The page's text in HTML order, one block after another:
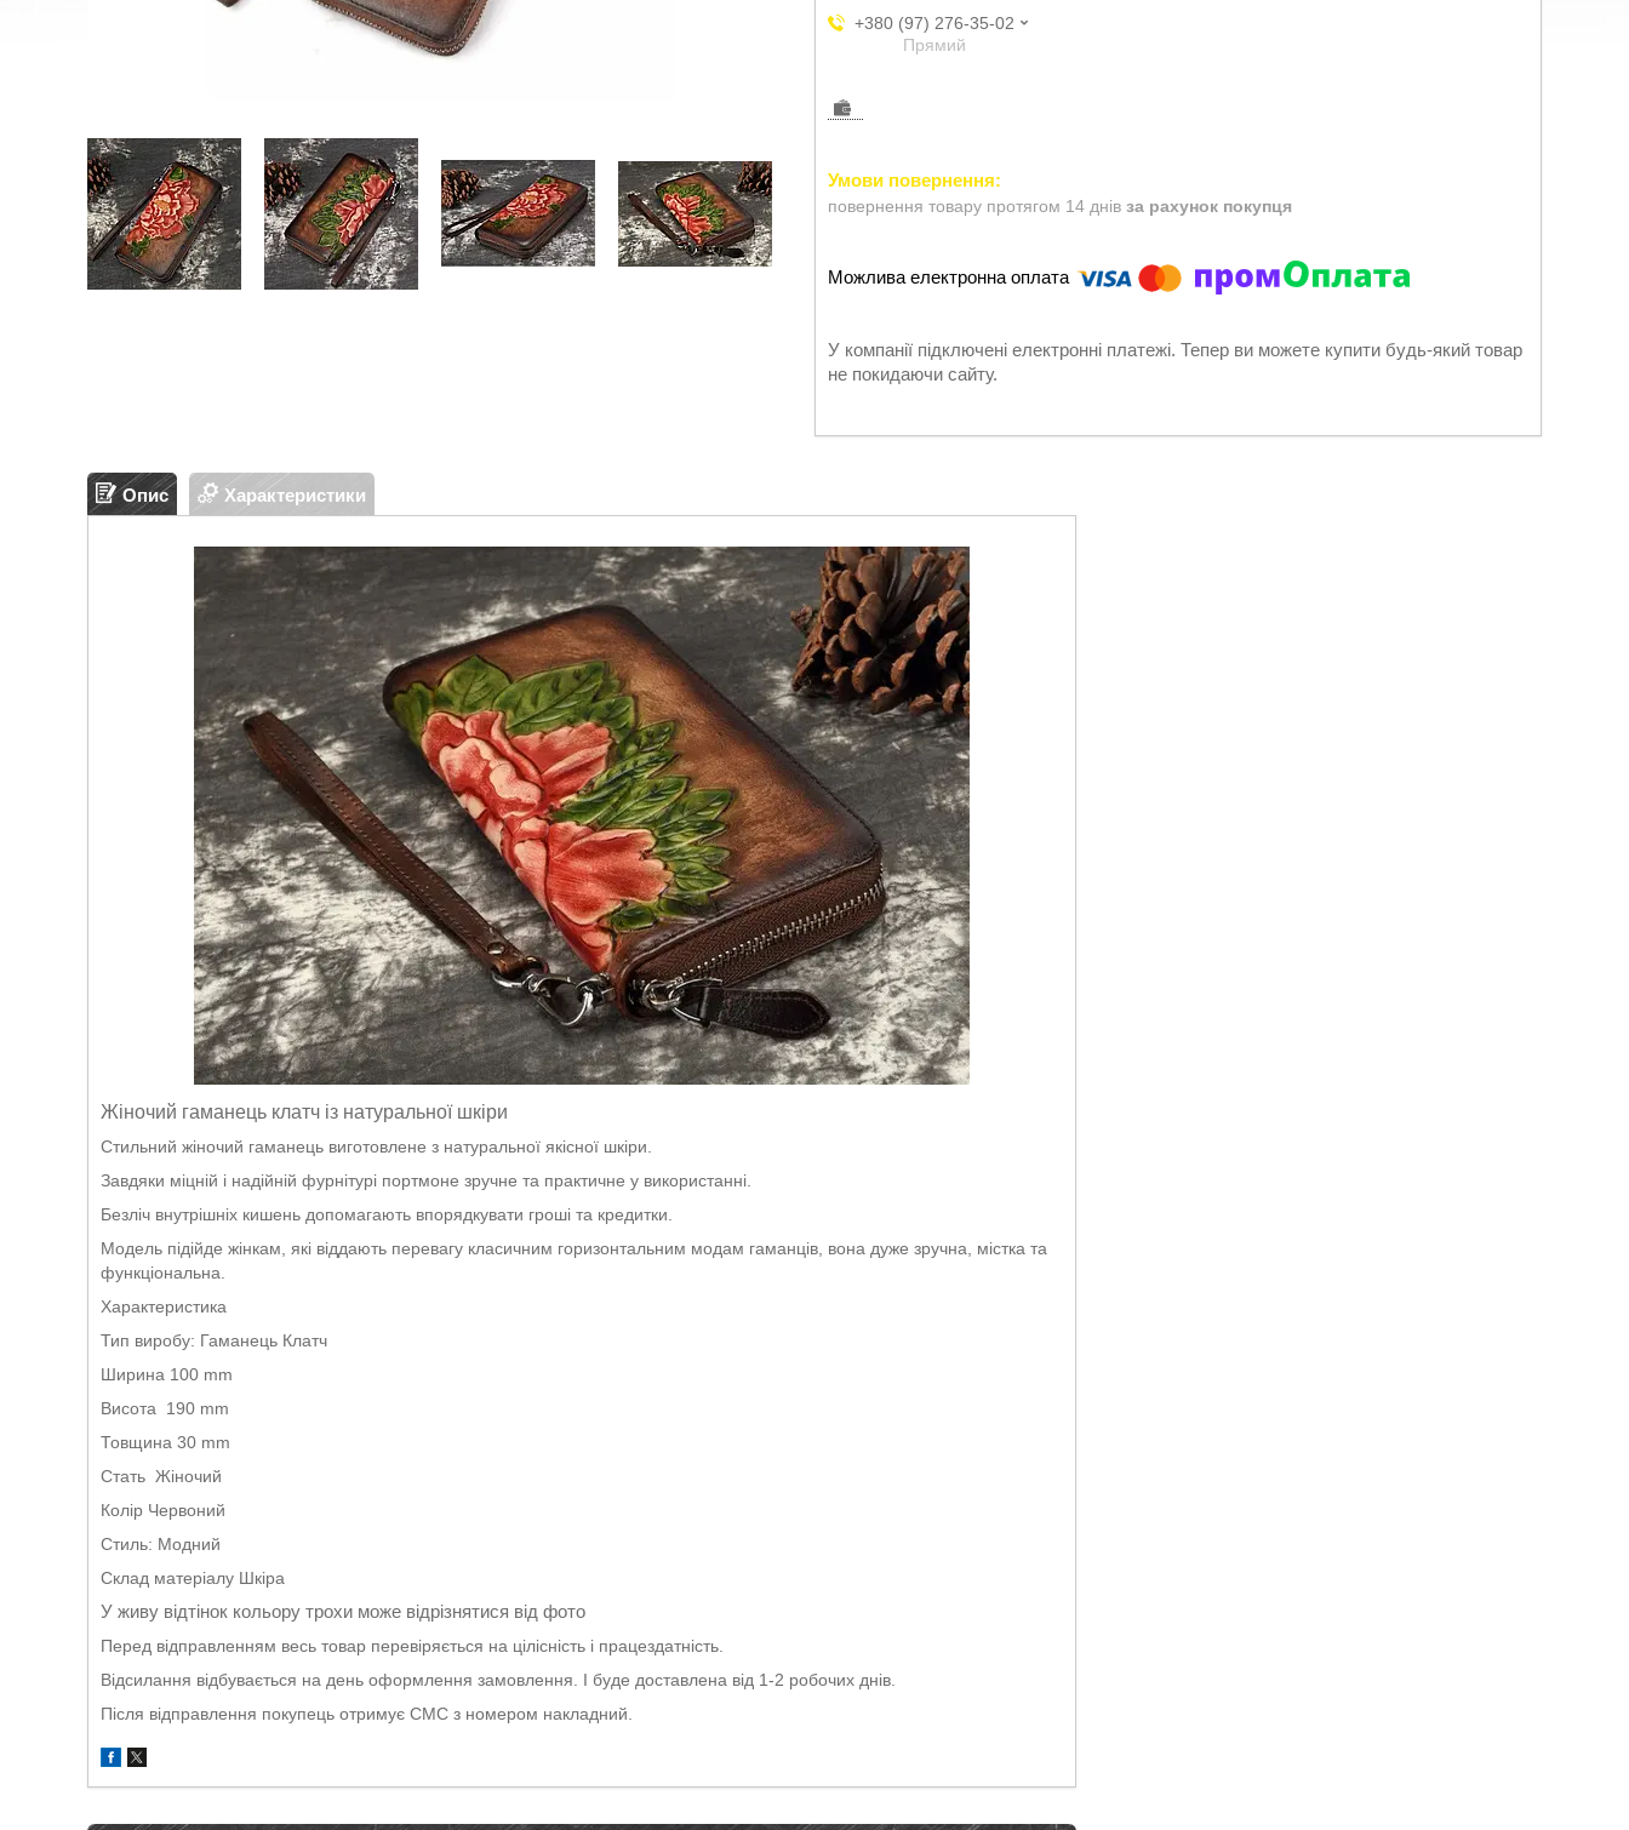
+380 (97) 276-35-02
Прямий
повернення товару протягом 14 днів за рахунок покупця
У компанії підключені електронні платежі. Тепер ви можете купити будь-який товар
не покидаючи сайту.
Опис Характеристики
Жіночий гаманець клатч із натуральної шкіри
Стильний жіночий гаманець виготовлене з натуральної якісної шкіри.
Завдяки міцній і надійній фурнітурі портмоне зручне та практичне у використанні.
Безліч внутрішніх кишень допомагають впорядкувати гроші та кредитки.
Модель підійде жінкам, які віддають перевагу класичним горизонтальним модам гаманців, вона дуже зручна, містка та
функціональна.
Характеристика
Тип виробу: Гаманець Клатч
Ширина 100 mm
Висота 190 mm
Товщина 30 mm
Стать Жіночий
Колір Червоний
Стиль: Модний
Склад матеріалу Шкіра
У живу відтінок кольору трохи може відрізнятися від фото
Перед відправленням весь товар перевіряється на цілісність і працездатність.
Відсилання відбувається на день оформлення замовлення. І буде доставлена від 1-2 робочих днів.
Після відправлення покупець отримує СМС з номером накладний.